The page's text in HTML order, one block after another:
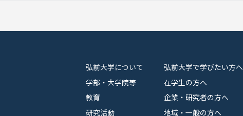
弘前大学について
学部・大学院等
教育
研究活動
弘前大学で学びたい方へ
在学生の方へ
企業・研究者の方へ
地域・一般の方へ